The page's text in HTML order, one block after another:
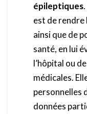
épileptiques
est de rendre
ainsi que de
santé, en lui
l’hôpital ou
médicales.
personnelles
données